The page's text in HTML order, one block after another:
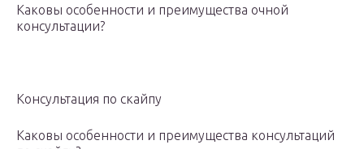
Каковы особенности и преимущества очной
консультации?
Консультация по скайпу
Каковы особенности и преимущества консультаций